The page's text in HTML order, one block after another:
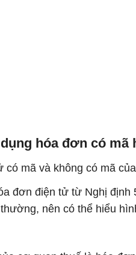
hóa đơn có mã
mã và không có mã
đơn điện tử từ Nghị
nên có thể hiểu